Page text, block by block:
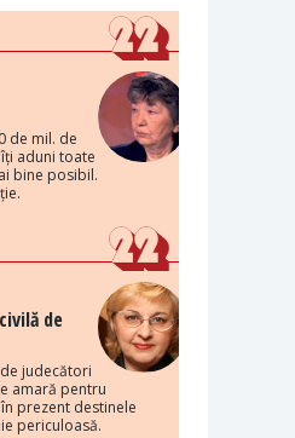
de mil. de
aduni toate
bine posibil.
de
judecători
amară pentru
prezent destinele
periculoasă.